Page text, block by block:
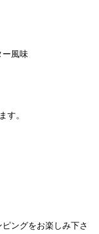
風味
。
ングをお楽しみ下さ